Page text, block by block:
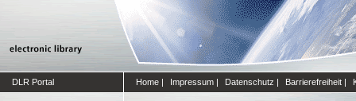
DLR Portal Home | Impressum | Datenschutz | Barrierefreiheit |